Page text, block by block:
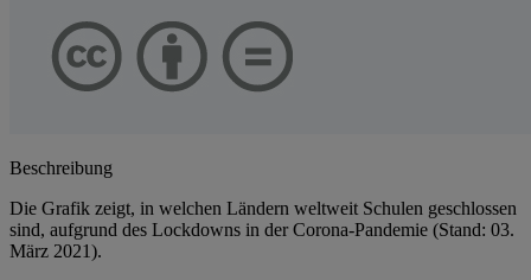
Beschreibung
Die Grafik zeigt, in welchen Ländern weltweit Schulen geschlossen
sind, aufgrund des Lockdowns in der Corona-Pandemie (Stand: 03.
März 2021).